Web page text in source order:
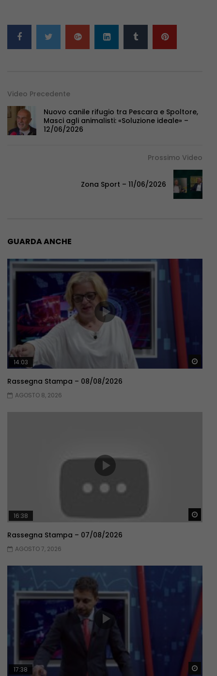
Video Precedente
Nuovo canile rifugio tra Pescara e Spoltore,
Masci agli animalisti: «Soluzione ideale» –
12/06/2026
Prossimo Video
Zona Sport – 11/06/2026
GUARDA ANCHE
14:03
Rassegna Stampa – 08/08/2026
AGOSTO 8, 2026
16:38
Rassegna Stampa – 07/08/2026
AGOSTO 7, 2026
17:38